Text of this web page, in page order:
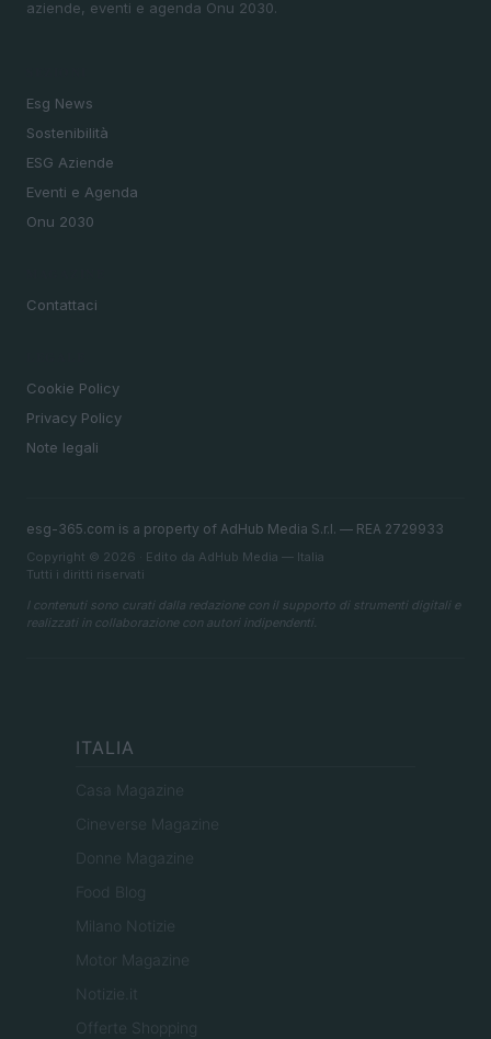
aziende, eventi e agenda Onu 2030.
Esg News
Sostenibilità
ESG Aziende
Eventi e Agenda
Onu 2030
Contattaci
Cookie Policy
Privacy Policy
Note legali
esg-365.com is a property of AdHub Media S.r.l. — REA 2729933
Copyright © 2026 · Edito da AdHub Media — Italia
Tutti i diritti riservati
I contenuti sono curati dalla redazione con il supporto di strumenti digitali e
realizzati in collaborazione con autori indipendenti.
ITALIA
Casa Magazine
Cineverse Magazine
Donne Magazine
Food Blog
Milano Notizie
Motor Magazine
Notizie.it
Offerte Shopping